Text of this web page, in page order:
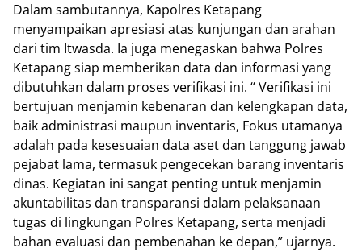
Dalam sambutannya, Kapolres Ketapang
menyampaikan apresiasi atas kunjungan dan arahan
dari tim Itwasda. Ia juga menegaskan bahwa Polres
Ketapang siap memberikan data dan informasi yang
dibutuhkan dalam proses verifikasi ini. “ Verifikasi ini
bertujuan menjamin kebenaran dan kelengkapan data,
baik administrasi maupun inventaris, Fokus utamanya
adalah pada kesesuaian data aset dan tanggung jawab
pejabat lama, termasuk pengecekan barang inventaris
dinas. Kegiatan ini sangat penting untuk menjamin
akuntabilitas dan transparansi dalam pelaksanaan
tugas di lingkungan Polres Ketapang, serta menjadi
bahan evaluasi dan pembenahan ke depan,” ujarnya.